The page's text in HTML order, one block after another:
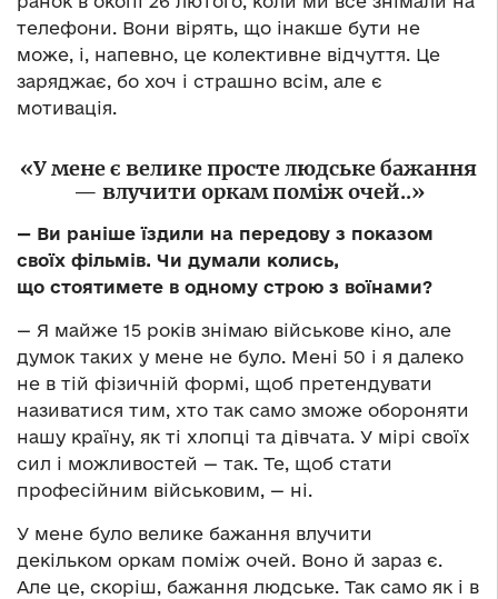
телефони. Вони вірять, що інакше бути не
може, і, напевно, це колективне відчуття. Це
заряджає, бо хоч і страшно всім, але є
мотивація.
«У мене є велике просте людське бажання
— влучити оркам поміж очей..»
— Ви раніше їздили на передову з показом
своїх фільмів. Чи думали колись,
що стоятимете в одному строю з воїнами?
— Я майже 15 років знімаю військове кіно, але
думок таких у мене не було. Мені 50 і я далеко
не в тій фізичній формі, щоб претендувати
називатися тим, хто так само зможе обороняти
нашу країну, як ті хлопці та дівчата. У мірі своїх
сил і можливостей — так. Те, щоб стати
професійним військовим, — ні.
У мене було велике бажання влучити
декільком оркам поміж очей. Воно й зараз є.
Але це, скоріш, бажання людське. Так само як і в